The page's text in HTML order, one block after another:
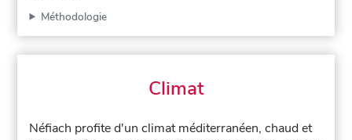
Méthodologie
Climat
Néfiach profite d'un climat méditerranéen, chaud et